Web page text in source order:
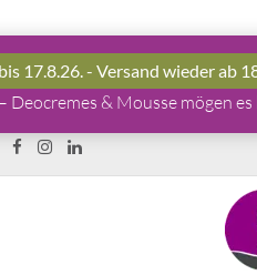
17.8.26. - Versand wieder ab
Deocremes & Mousse mögen